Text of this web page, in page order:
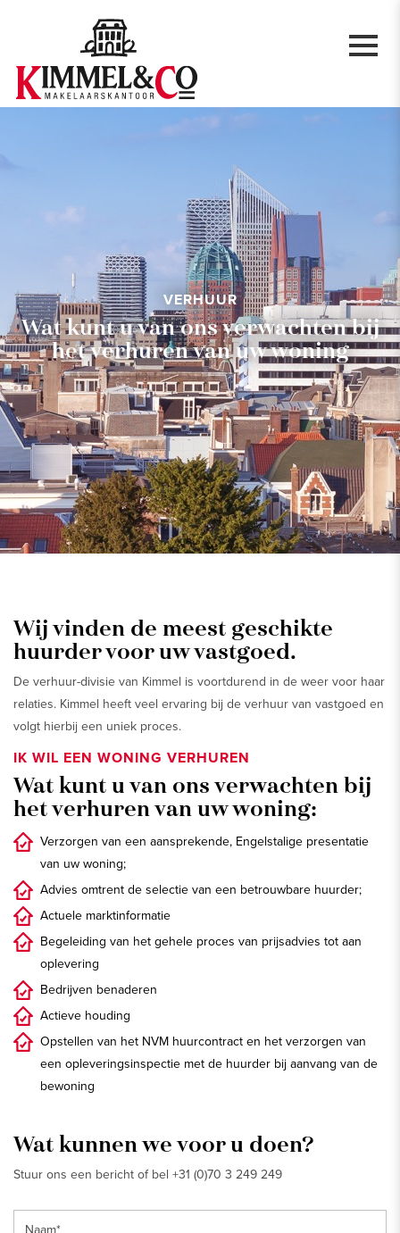
VERHUUR
Wat kunt u van ons verwachten bij
het verhuren van uw woning
Wij vinden de meest geschikte
huurder voor uw vastgoed.
De verhuur-divisie van Kimmel is voortdurend in de weer voor haar
relaties. Kimmel heeft veel ervaring bij de verhuur van vastgoed en
volgt hierbij een uniek proces.
IK WIL EEN WONING VERHUREN
Wat kunt u van ons verwachten bij
het verhuren van uw woning:
Verzorgen van een aansprekende, Engelstalige presentatie
van uw woning;
Advies omtrent de selectie van een betrouwbare huurder;
Actuele marktinformatie
Begeleiding van het gehele proces van prijsadvies tot aan
oplevering
Bedrijven benaderen
Actieve houding
Opstellen van het NVM huurcontract en het verzorgen van
een opleveringsinspectie met de huurder bij aanvang van de
bewoning
Wat kunnen we voor u doen?
Stuur ons een bericht of bel +31 (0)70 3 249 249